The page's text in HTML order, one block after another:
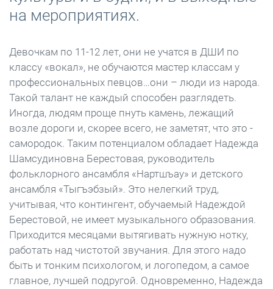
на мероприятиях.
Девочкам по 11-12 лет, они не учатся в ДШИ по
классу «вокал», не обучаются мастер классам у
профессиональных певцов…они – люди из народа.
Такой талант не каждый способен разглядеть.
Иногда, людям проще пнуть камень, лежащий
возле дороги и, скорее всего, не заметят, что это -
самородок. Таким потенциалом обладает Надежда
Шамсудиновна Берестовая, руководитель
фольклорного ансамбля «Нартшъау» и детского
ансамбля «Тыгъэбзый». Это нелегкий труд,
учитывая, что контингент, обучаемый Надеждой
Берестовой, не имеет музыкального образования.
Приходится месяцами вытягивать нужную нотку,
работать над чистотой звучания. Для этого надо
быть и тонким психологом, и логопедом, а самое
главное, лучшей подругой. Одновременно, Надежда